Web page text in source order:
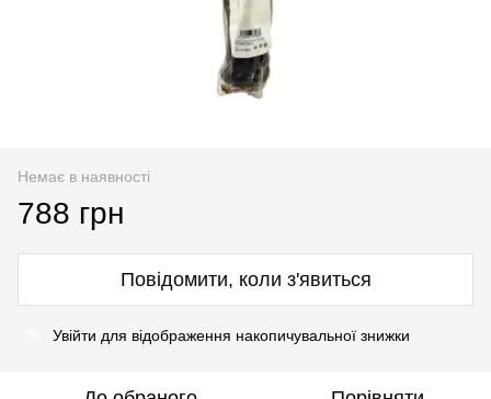
Немає в наявності
788 грн
Повідомити, коли з'явиться
Увійти для відображення накопичувальної знижки